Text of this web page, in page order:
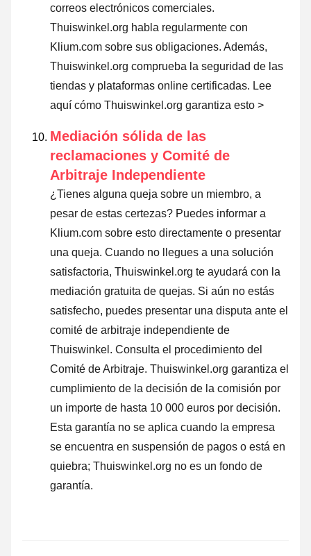
correos electrónicos comerciales.
Thuiswinkel.org habla regularmente con
Klium.com sobre sus obligaciones. Además,
Thuiswinkel.org comprueba la seguridad de las
tiendas y plataformas online certificadas. Lee
aquí cómo Thuiswinkel.org garantiza esto >
Mediación sólida de las
reclamaciones y Comité de
Arbitraje Independiente
¿Tienes alguna queja sobre un miembro, a
pesar de estas certezas? Puedes informar a
Klium.com sobre esto directamente o presentar
una queja. Cuando no llegues a una solución
satisfactoria, Thuiswinkel.org te ayudará con la
mediación gratuita de quejas. Si aún no estás
satisfecho, puedes presentar una disputa ante el
comité de arbitraje independiente de
Thuiswinkel. Consulta el procedimiento del
Comité de Arbitraje. Thuiswinkel.org garantiza el
cumplimiento de la decisión de la comisión por
un importe de hasta 10 000 euros por decisión.
Esta garantía no se aplica cuando la empresa
se encuentra en suspensión de pagos o está en
quiebra; Thuiswinkel.org no es un fondo de
garantía.